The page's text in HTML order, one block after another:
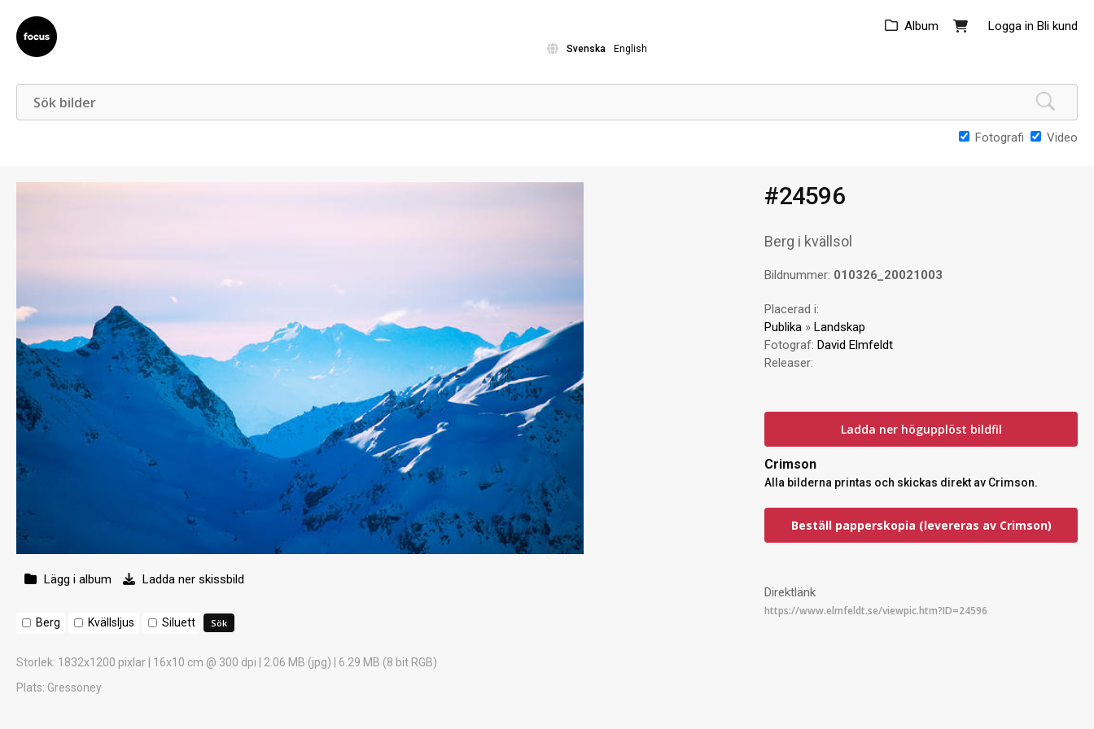
Logga in Bli kund
Album
Svenska English
Fotografi Video
Lägg i album Ladda ner skissbild
Berg Kvällsljus Siluett
Storlek: 1832x1200 pixlar | 16x10 cm @ 300 dpi | 2.06 MB (jpg) | 6.29 MB (8 bit RGB)
Plats: Gressoney
#24596
Berg i kvällsol
Bildnummer: 010326_20021003
Placerad i:
Publika »Landskap
Fotograf:David Elmfeldt
Releaser:
Ladda ner högupplöst bildfil
Crimson
Alla bilderna printas och skickas direkt av Crimson.
Beställ papperskopia (levereras av Crimson)
Direktlänk